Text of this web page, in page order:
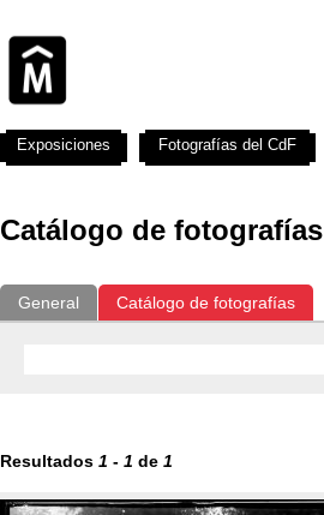
Catálogo de fotografías
General Catálogo de fotografías
Resultados 1 - 1 de 1
Exposiciones Fotografías del CdF